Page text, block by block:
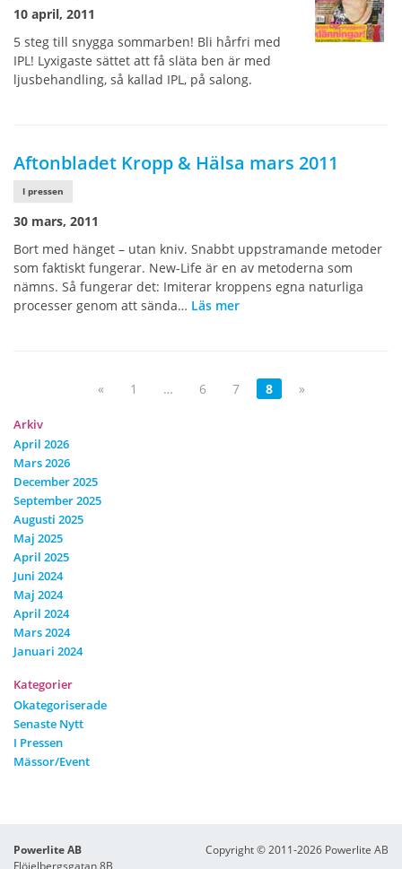
10 april, 2011
5 steg till snygga sommarben! Bli hårfri med
IPL! Lyxigaste sättet att få släta ben är med
ljusbehandling, så kallad IPL, på salong.
Aftonbladet Kropp & Hälsa mars 2011
I pressen
30 mars, 2011
Bort med hänget – utan kniv. Snabbt uppstramande metoder
som faktiskt fungerar. New-Life är en av metoderna som
nämns. Så fungerar det: Imiterar kroppens egna naturliga
processer genom att sända… Läs mer
« 1 … 6 7 8 »
Arkiv
April 2026
Mars 2026
December 2025
September 2025
Augusti 2025
Maj 2025
April 2025
Juni 2024
Maj 2024
April 2024
Mars 2024
Januari 2024
Kategorier
Okategoriserade
Senaste Nytt
I Pressen
Mässor/event
Powerlite AB
Flöjelbergsgatan 8B
Copyright © 2011-2026 Powerlite AB